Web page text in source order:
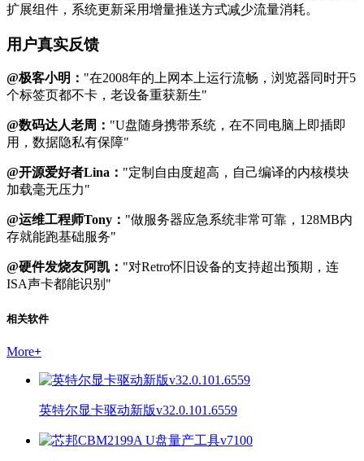
扩展组件，系统更新采用增量推送方式减少流量消耗。
用户真实反馈
@极客小明： "在2008年的上网本上运行流畅，浏览器同时开5
个标签页都不卡，老设备重获新生"
@数码达人老周： "U盘随身携带系统，在不同电脑上即插即
用，数据隐私有保障"
@开源爱好者Lina： "定制自由度超高，自己编译的内核模块
加载毫无压力"
@运维工程师Tony： "做服务器应急系统非常可靠，128MB内
存就能跑基础服务"
@硬件发烧友阿凯： "对Retro怀旧设备的支持超出预期，连
ISA声卡都能识别"
相关软件
More+
英特尔显卡驱动新版v32.0.101.6559